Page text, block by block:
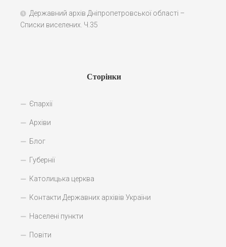
Державний архів Дніпропетровської області –
Списки виселених. Ч.35
Сторінки
Єпархії
Архіви
Блог
Губернії
Католицька церква
Контакти Державних архівів України
Населені пункти
Повіти